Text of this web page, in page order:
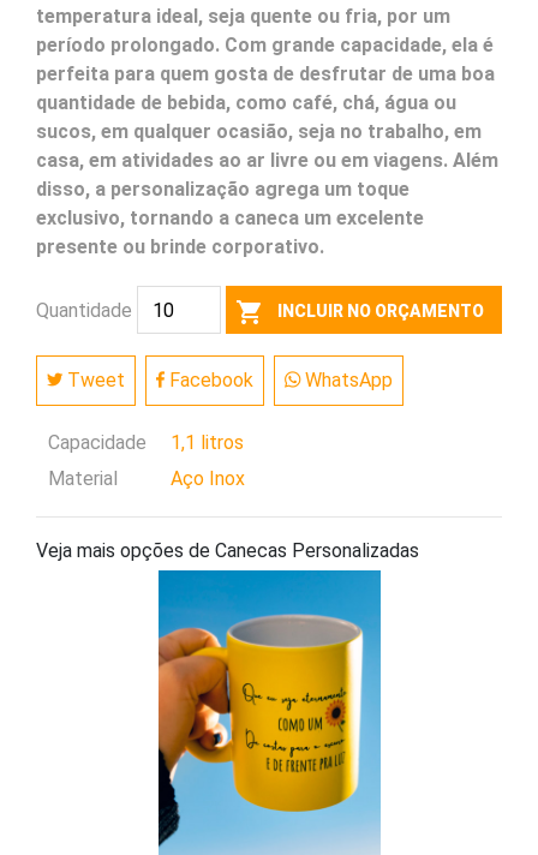
temperatura ideal, seja quente ou fria, por um
período prolongado. Com grande capacidade, ela é
perfeita para quem gosta de desfrutar de uma boa
quantidade de bebida, como café, chá, água ou
sucos, em qualquer ocasião, seja no trabalho, em
casa, em atividades ao ar livre ou em viagens. Além
disso, a personalização agrega um toque
exclusivo, tornando a caneca um excelente
presente ou brinde corporativo.
Quantidade shopping_cart INCLUIR NO ORÇAMENTO
Tweet Facebook WhatsApp
Capacidade
1,1 litros
Material
Aço Inox
Veja mais opções de Canecas Personalizadas